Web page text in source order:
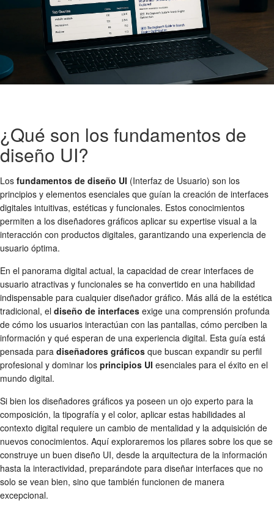
¿Qué son los fundamentos de
diseño UI?
Los fundamentos de diseño UI (Interfaz de Usuario) son los
principios y elementos esenciales que guían la creación de interfaces
digitales intuitivas, estéticas y funcionales. Estos conocimientos
permiten a los diseñadores gráficos aplicar su expertise visual a la
interacción con productos digitales, garantizando una experiencia de
usuario óptima.
En el panorama digital actual, la capacidad de crear interfaces de
usuario atractivas y funcionales se ha convertido en una habilidad
indispensable para cualquier diseñador gráfico. Más allá de la estética
tradicional, el diseño de interfaces exige una comprensión profunda
de cómo los usuarios interactúan con las pantallas, cómo perciben la
información y qué esperan de una experiencia digital. Esta guía está
pensada para diseñadores gráficos que buscan expandir su perfil
profesional y dominar los principios UI esenciales para el éxito en el
mundo digital.
Si bien los diseñadores gráficos ya poseen un ojo experto para la
composición, la tipografía y el color, aplicar estas habilidades al
contexto digital requiere un cambio de mentalidad y la adquisición de
nuevos conocimientos. Aquí exploraremos los pilares sobre los que se
construye un buen diseño UI, desde la arquitectura de la información
hasta la interactividad, preparándote para diseñar interfaces que no
solo se vean bien, sino que también funcionen de manera
excepcional.